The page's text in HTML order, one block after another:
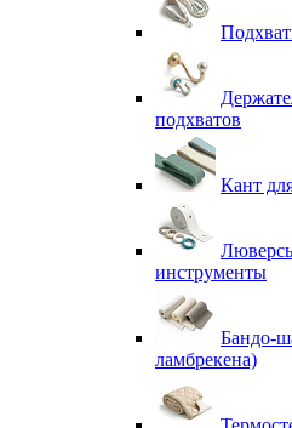
подхватов
Кант
инструменты
Бандо-
ламбрекена)